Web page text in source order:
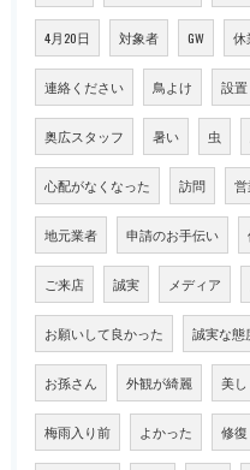
4月20日 対象者 GW 休
連絡ください 鳥よけ 設置
奥広スタッフ 暑い 虫
心配がなくなった 訪問
地元業者 申請のお手伝い
ご来店 誠実 メディア
お願いして良かった 誠実な態
お孫さん 外観が綺麗 美し
梅雨入り前 よかった 修復